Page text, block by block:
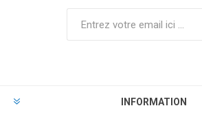
INFORMATION